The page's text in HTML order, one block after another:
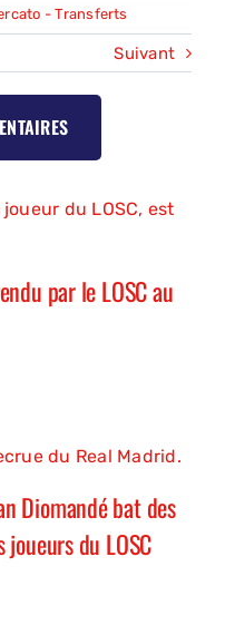
- Transferts
Suivant
par le LOSC au
Diomandé bat des
du LOSC